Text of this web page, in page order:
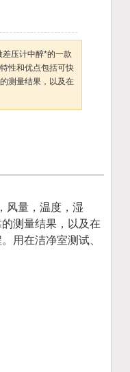
压计中醉*的一款
性和优点包括可快
测量结果，以及在
风量，温度，湿
测量结果，以及在
用在洁净室测试、